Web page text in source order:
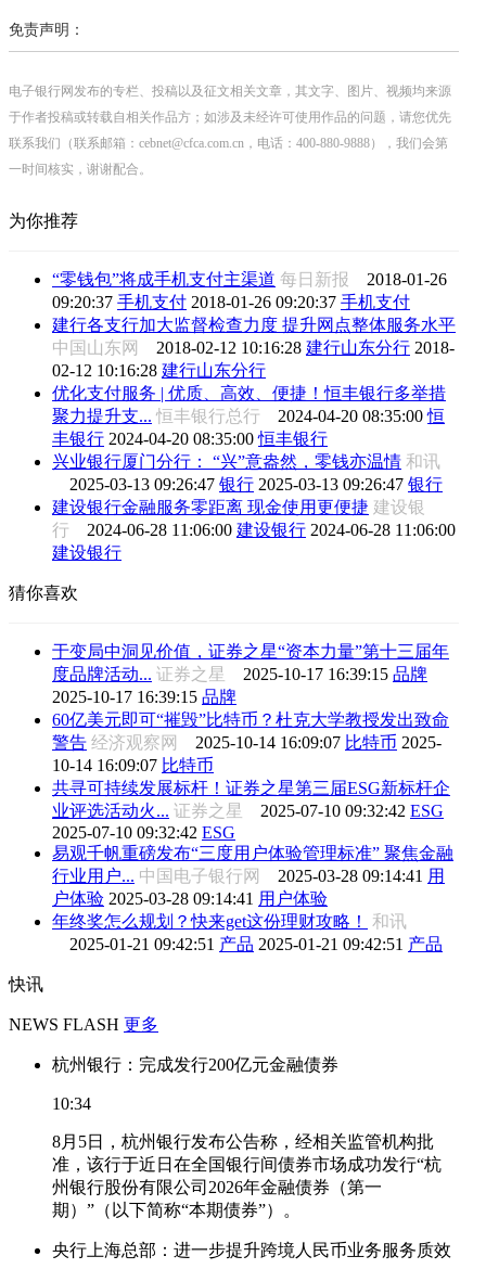
免责声明：
电子银行网发布的专栏、投稿以及征文相关文章，其文字、图片、视频均来源
于作者投稿或转载自相关作品方；如涉及未经许可使用作品的问题，请您优先
联系我们（联系邮箱：cebnet@cfca.com.cn，电话：400-880-9888），我们会第
一时间核实，谢谢配合。
为你推荐
“零钱包”将成手机支付主渠道 每日新报 2018-01-26
09:20:37 手机支付 2018-01-26 09:20:37 手机支付
建行各支行加大监督检查力度 提升网点整体服务水平
中国山东网 2018-02-12 10:16:28 建行山东分行 2018-
02-12 10:16:28 建行山东分行
优化支付服务 | 优质、高效、便捷！恒丰银行多举措
聚力提升支... 恒丰银行总行 2024-04-20 08:35:00 恒
丰银行 2024-04-20 08:35:00恒丰银行
兴业银行厦门分行： “兴”意盎然，零钱亦温情 和讯
2025-03-13 09:26:47 银行 2025-03-13 09:26:47 银行
建设银行金融服务零距离 现金使用更便捷 建设银
行 2024-06-28 11:06:00 建设银行 2024-06-28 11:06:00
建设银行
猜你喜欢
于变局中洞见价值，证券之星“资本力量”第十三届年
度品牌活动... 证券之星 2025-10-17 16:39:15 品牌
2025-10-17 16:39:15 品牌
60亿美元即可“摧毁”比特币？杜克大学教授发出致命
警告 经济观察网 2025-10-14 16:09:07 比特币 2025-
10-14 16:09:07 比特币
共寻可持续发展标杆！证券之星第三届ESG新标杆企
业评选活动火... 证券之星 2025-07-10 09:32:42 ESG
2025-07-10 09:32:42 ESG
易观千帆重磅发布“三度用户体验管理标准” 聚焦金融
行业用户... 中国电子银行网 2025-03-28 09:14:41 用
户体验 2025-03-28 09:14:41 用户体验
年终奖怎么规划？快来get这份理财攻略！
和讯
2025-01-21 09:42:51 产品 2025-01-21 09:42:51 产品
快讯
NEWS FLASH 更多
杭州银行：完成发行200亿元金融债券
10:34
8月5日，杭州银行发布公告称，经相关监管机构批
准，该行于近日在全国银行间债券市场成功发行“杭
州银行股份有限公司2026年金融债券（第一
期）”（以下简称“本期债券”）。
央行上海总部：进一步提升跨境人民币业务服务质效